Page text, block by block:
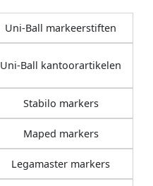
Uni-Ball markeerstiften
Uni-Ball kantoorartikelen
Stabilo markers
Maped markers
Legamaster markers